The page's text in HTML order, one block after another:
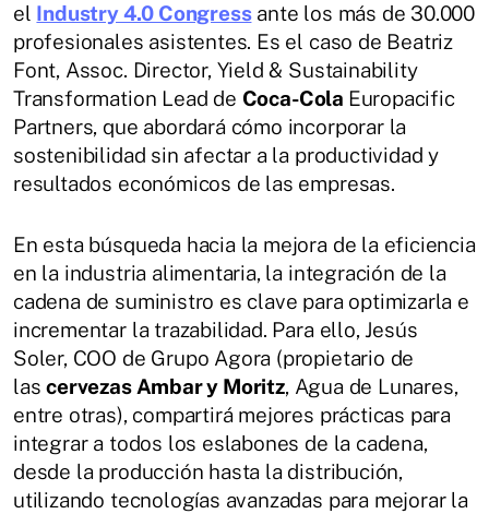
el Industry 4.0 Congressante los más de 30.000
profesionales asistentes. Es el caso de Beatriz
Font, Assoc. Director, Yield & Sustainability
Transformation Lead de Coca-Cola Europacific
Partners, que abordará cómo incorporar la
sostenibilidad sin afectar a la productividad y
resultados económicos de las empresas.
En esta búsqueda hacia la mejora de la eficiencia
en la industria alimentaria, la integración de la
cadena de suministro es clave para optimizarla e
incrementar la trazabilidad. Para ello, Jesús
Soler, COO de Grupo Agora (propietario de
lascervezas Ambar y Moritz, Agua de Lunares,
entre otras), compartirá mejores prácticas para
integrar a todos los eslabones de la cadena,
desde la producción hasta la distribución,
utilizando tecnologías avanzadas para mejorar la